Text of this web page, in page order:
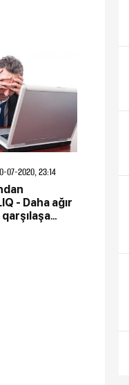
07-2020, 23:14
- Daha ağır
qarşılaşa